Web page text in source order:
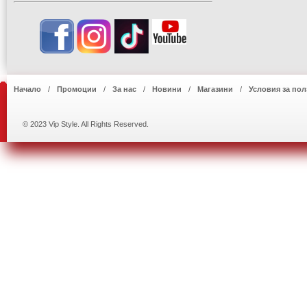
Начало Промоции За нас Новини Магазини Условия за
© 2023 Vip Style. All Rights Reserved.